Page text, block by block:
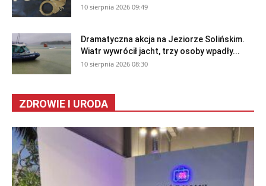
10 sierpnia 2026 09:49
Dramatyczna akcja na Jeziorze Solińskim.
Wiatr wywrócił jacht, trzy osoby wpadły...
10 sierpnia 2026 08:30
ZDROWIE I URODA